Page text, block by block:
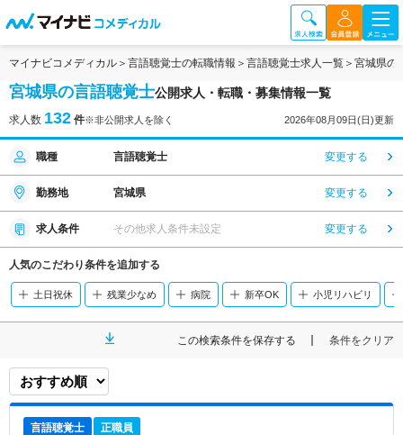
マイナビコメディカル 言語聴覚士の転職情報 言語聴覚士求人一覧 宮城県の
宮城県の言語聴覚士公開求人・転職・募集情報一覧
求人数 132 件※非公開求人を除く 2026年08月09日(日)更新
職種 言語聴覚士 変更する
勤務地 宮城県 変更する
求人条件 その他求人条件未設定 変更する
人気のこだわり条件を追加する
土日祝休 残業少なめ 病院 新卒OK 小児リハビリ
この検索条件を保存する 条件をクリア
言語聴覚士 正職員